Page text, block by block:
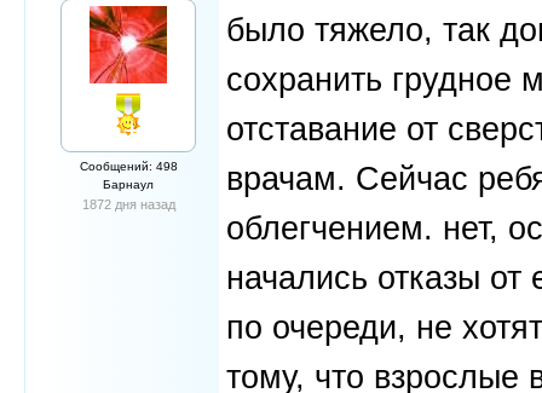
Сообщений: 498
Барнаул
1872 дня назад
было тяжело, так
сохранить грудное
отставание от
врачам. Сейчас
облегчением. нет,
начались отказы
по очереди, не
тому, что взрослые